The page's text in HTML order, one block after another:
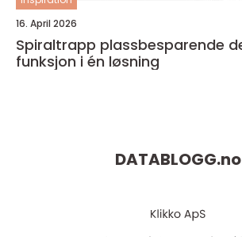
16. April 2026
Spiraltrapp plassbesparende design og
funksjon i én løsning
DATABLOGG.no